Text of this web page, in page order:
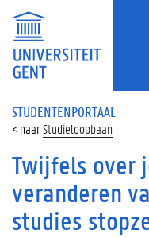
STUDENTENPORTAAL
Studieloopbaan
Twijfels over
veranderen
studies